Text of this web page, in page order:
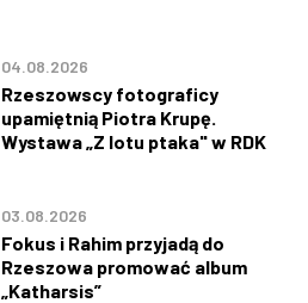
04.08.2026
Rzeszowscy fotograficy
upamiętnią Piotra Krupę.
Wystawa „Z lotu ptaka" w RDK
03.08.2026
Fokus i Rahim przyjadą do
Rzeszowa promować album
„Katharsis”